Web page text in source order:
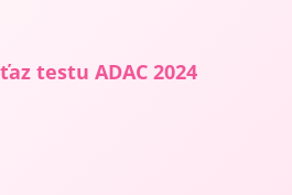
testu ADAC 2024